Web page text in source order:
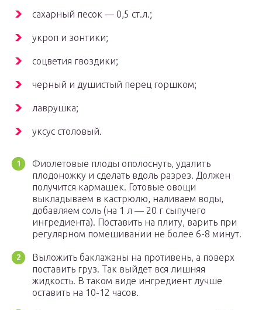
сахарный песок — 0,5 ст.л.;
укроп и зонтики;
соцветия гвоздики;
черный и душистый перец горшком;
лаврушка;
уксус столовый.
Фиолетовые плоды ополоснуть, удалить
плодоножку и сделать вдоль разрез. Должен
получится кармашек. Готовые овощи
выкладываем в кастрюлю, наливаем воды,
добавляем соль (на 1 л — 20 г сыпучего
ингредиента). Поставить на плиту, варить при
регулярном помешивании не более 6-8 минут.
Выложить баклажаны на противень, а поверх
поставить груз. Так выйдет вся лишняя
жидкость. В таком виде ингредиент лучше
оставить на 10-12 часов.